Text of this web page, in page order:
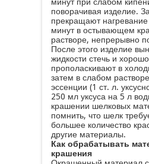
поворачивая изделие.
прекращают
минут в остывающем
растворе, непрерывно
После этого изделие
жидкости стечь и хорошо
прополаскивают в
затем в слабом
эссенции (1 ст. л.
250 мл уксуса на 5 л
крашении шелковых
помнить, что шелк
большее количество
другие материалы.
Как обрабатывать
крашения